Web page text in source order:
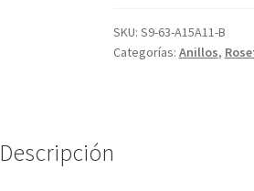
de
diamantes
SKU: S9-63-A15A11-B
Categorías: Anillos,
Descripción